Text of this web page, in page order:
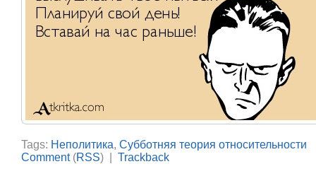
Tags: Неполитика, Субботняя теория относительности
Comment(RSS) | Trackback